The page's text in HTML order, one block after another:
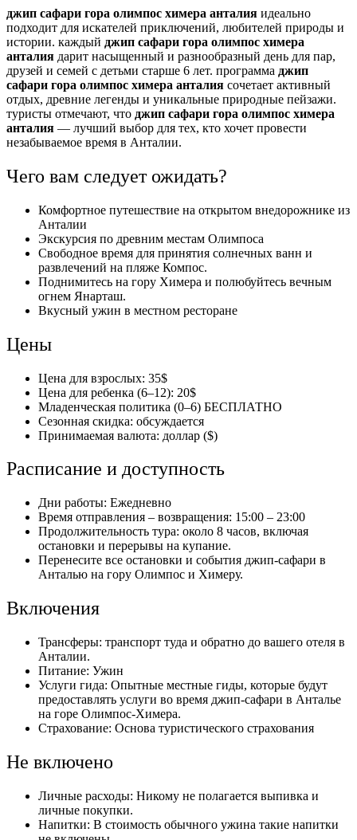
джип сафари гора олимпос химера анталия идеально
подходит для искателей приключений, любителей природы и
истории. каждый джип сафари гора олимпос химера
анталия дарит насыщенный и разнообразный день для пар,
друзей и семей с детьми старше 6 лет. программа джип
сафари гора олимпос химера анталия сочетает активный
отдых, древние легенды и уникальные природные пейзажи.
туристы отмечают, что джип сафари гора олимпос химера
анталия — лучший выбор для тех, кто хочет провести
незабываемое время в Анталии.
Чего вам следует ожидать?
Комфортное путешествие на открытом внедорожнике из
Анталии
Экскурсия по древним местам Олимпоса
Свободное время для принятия солнечных ванн и
развлечений на пляже Компос.
Поднимитесь на гору Химера и полюбуйтесь вечным
огнем Янарташ.
Вкусный ужин в местном ресторане
Цены
Цена для взрослых: 35$
Цена для ребенка (6–12): 20$
Младенческая политика (0–6) БЕСПЛАТНО
Сезонная скидка: обсуждается
Принимаемая валюта: доллар ($)
Расписание и доступность
Дни работы: Ежедневно
Время отправления – возвращения: 15:00 – 23:00
Продолжительность тура: около 8 часов, включая
остановки и перерывы на купание.
Перенесите все остановки и события джип-сафари в
Анталью на гору Олимпос и Химеру.
Включения
Трансферы: транспорт туда и обратно до вашего отеля в
Анталии.
Питание: Ужин
Услуги гида: Опытные местные гиды, которые будут
предоставлять услуги во время джип-сафари в Анталье
на горе Олимпос-Химера.
Страхование: Основа туристического страхования
Не включено
Личные расходы: Никому не полагается выпивка и
личные покупки.
Напитки: В стоимость обычного ужина такие напитки